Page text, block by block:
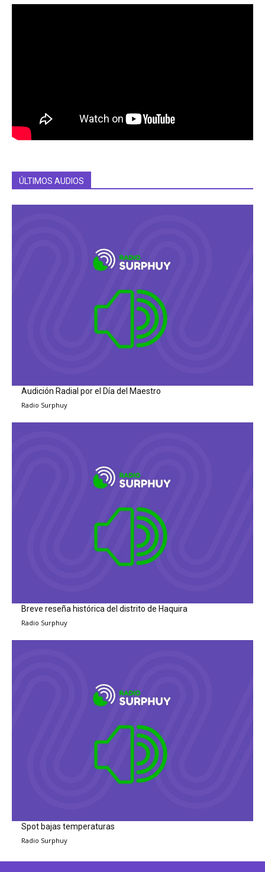
ÚLTIMOS AUDIOS
Audición Radial por el Día del Maestro
Radio Surphuy
Breve reseña histórica del distrito de Haquira
Radio Surphuy
Spot bajas temperaturas
Radio Surphuy